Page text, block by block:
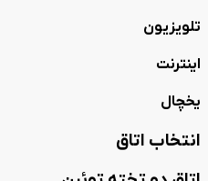
تلویزیون
اینترنت
یخچال
انتخاب اتاق